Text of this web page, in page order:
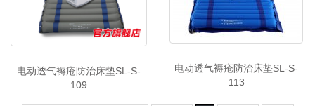
电动透气褥疮防治床垫SL-S-
109
电动透气褥疮防治床垫SL-S-
113